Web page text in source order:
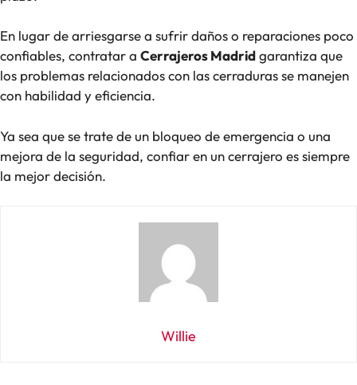
En lugar de arriesgarse a sufrir daños o reparaciones poco
confiables, contratar a Cerrajeros Madridgarantiza que
los problemas relacionados con las cerraduras se manejen
con habilidad y eficiencia.
Ya sea que se trate de un bloqueo de emergencia o una
mejora de la seguridad, confiar en un cerrajero es siempre
la mejor decisión.
Willie